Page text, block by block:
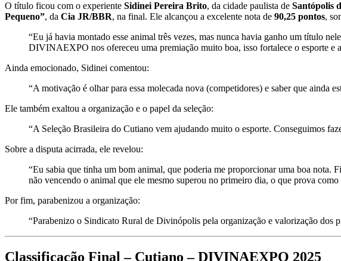
O título ficou com o experiente Sidinei Pereira Brito, da cidade paulista de Santópolis
Pequeno”, da Cia JR/BBR, na final. Ele alcançou a excelente nota de 90,25 pontos,
“Eu já havia montado esse animal três vezes, mas nunca havia ganho um título
DIVINAEXPO nos ofereceu uma premiação muito boa, isso fortalece o esporte e
Ainda emocionado, Sidinei comentou:
“A motivação é olhar para essa molecada nova (competidores) e saber que ainda
Ele também exaltou a organização e o papel da seleção:
“A Seleção Brasileira do Cutiano vem ajudando muito o esporte. Conseguimos
Sobre a disputa acirrada, ele revelou:
“Eu sabia que tinha um bom animal, que poderia me proporcionar uma boa nota.
não vencendo o animal que ele mesmo superou no primeiro dia, o que prova como
Por fim, parabenizou a organização:
“Parabenizo o Sindicato Rural de Divinópolis pela organização e valorização dos
Classificação Final – Cutiano – DIVINAEXPO 2025